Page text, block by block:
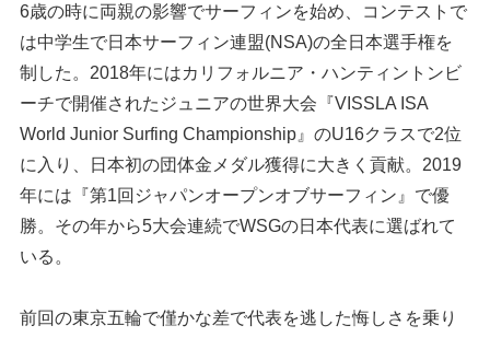
6歳の時に両親の影響でサーフィンを始め、コンテストで
は中学生で日本サーフィン連盟(NSA)の全日本選手権を
制した。2018年にはカリフォルニア・ハンティントンビ
ーチで開催されたジュニアの世界大会『VISSLA ISA
World Junior Surfing Championship』のU16クラスで2位
に入り、日本初の団体金メダル獲得に大きく貢献。2019
年には『第1回ジャパンオープンオブサーフィン』で優
勝。その年から5大会連続でWSGの日本代表に選ばれて
いる。
前回の東京五輪で僅かな差で代表を逃した悔しさを乗り